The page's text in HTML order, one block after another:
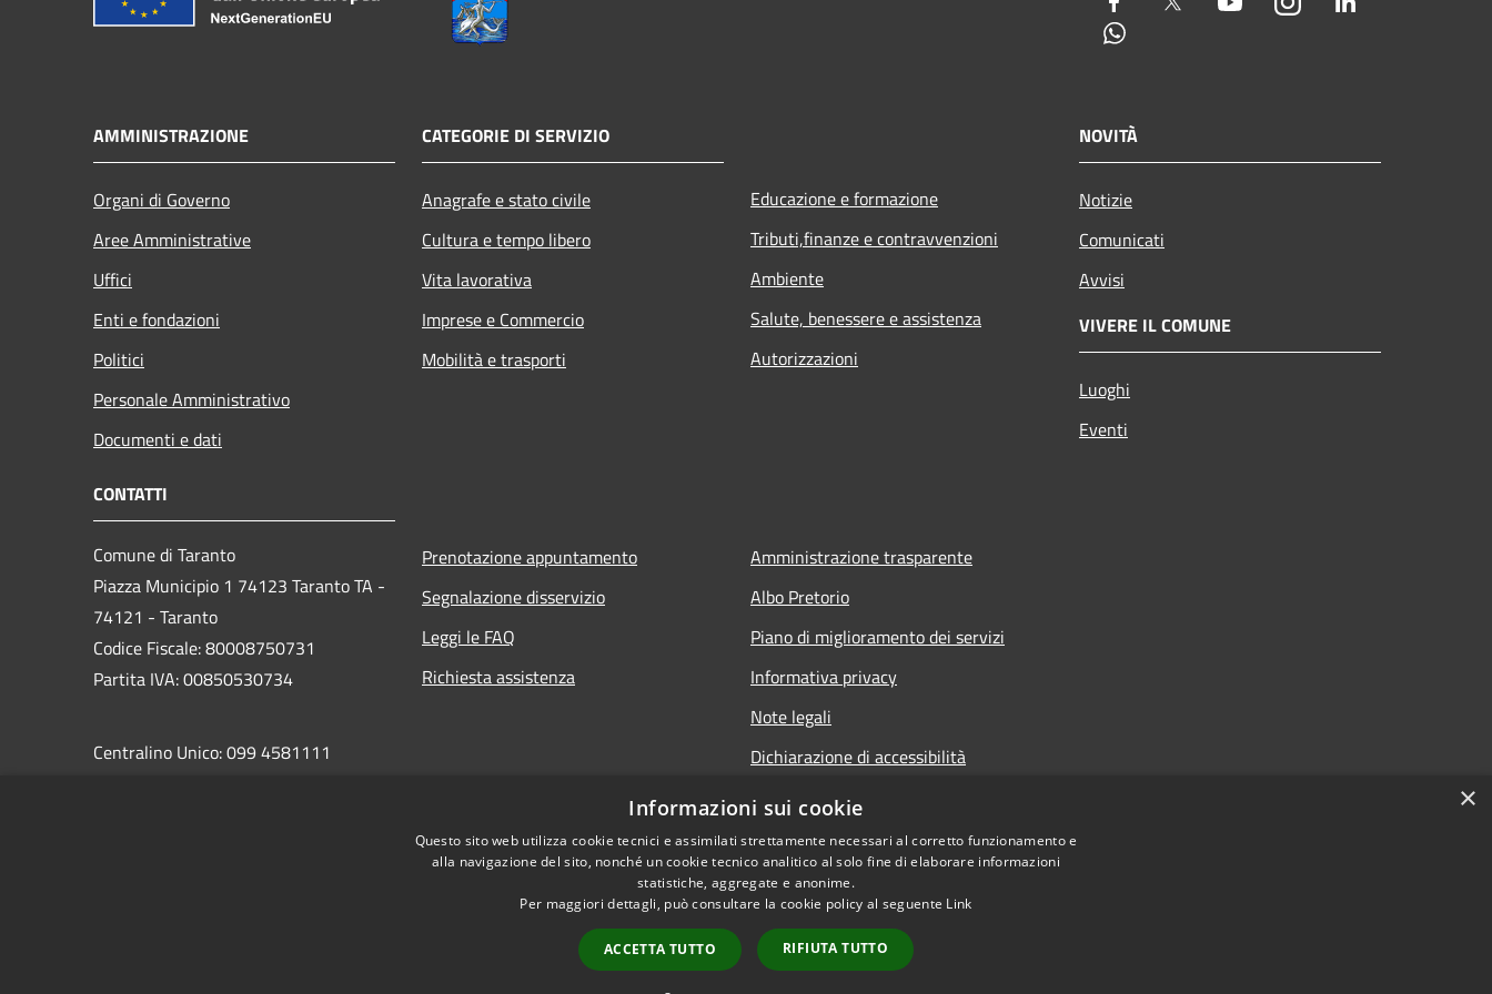
AMMINISTRAZIONE
Organi di Governo
Aree Amministrative
Uffici
Enti e fondazioni
Politici
Personale Amministrativo
Documenti e dati
CATEGORIE DI SERVIZIO
Anagrafe e stato civile
Cultura e tempo libero
Vita lavorativa
Imprese e Commercio
Mobilità e trasporti
Educazione e formazione
Tributi,finanze e contravvenzioni
Ambiente
Salute, benessere e assistenza
Autorizzazioni
NOVITÀ
Notizie
Comunicati
Avvisi
VIVERE IL COMUNE
Luoghi
Eventi
CONTATTI
Comune di Taranto
Piazza Municipio 1 74123 Taranto TA -
74121 - Taranto
Codice Fiscale: 80008750731
Partita IVA: 00850530734
Centralino Unico: 099 4581111
protocollo.comunetaranto@pec.rupar.puglia.it
Prenotazione appuntamento
Segnalazione disservizio
Leggi le FAQ
Richiesta assistenza
Amministrazione trasparente
Albo Pretorio
Piano di miglioramento dei servizi
Informativa privacy
Note legali
Dichiarazione di accessibilità
Informativa sulla videosorveglianza
Copyright © 2026 • Comune di Taranto • Powered by
×
Informazioni sui cookie
Questo sito web utilizza cookie tecnici e assimilati strettamente necessari al corretto funzionamento e
alla navigazione del sito, nonché un cookie tecnico analitico al solo fine di elaborare informazioni
statistiche, aggregate e anonime.
Per maggiori dettagli, può consultare la cookie policy al seguente Link
ACCETTA TUTTO RIFIUTA TUTTO